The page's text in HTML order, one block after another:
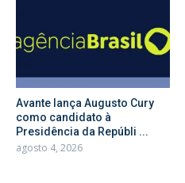
Avante lança Augusto Cury
como candidato à
Presidência da Repúbli ...
agosto 4, 2026